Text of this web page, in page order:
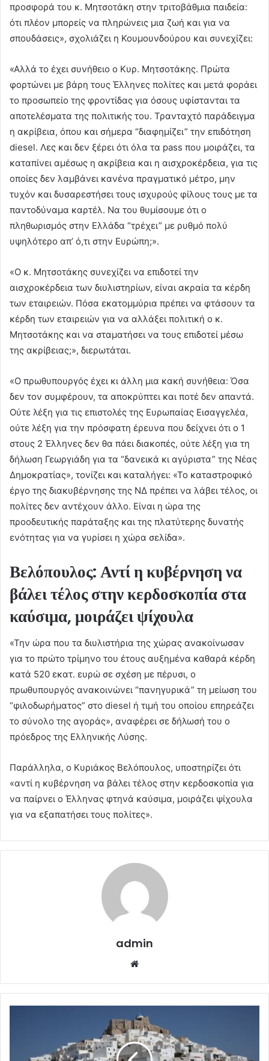
προσφορά του κ. Μητσοτάκη στην τριτοβάθμια παιδεία:
ότι πλέον μπορείς να πληρώνεις μια ζωή και για να
σπουδάσεις», σχολιάζει η Κουμουνδούρου και συνεχίζει:
«Αλλά το έχει συνήθειο ο Κυρ. Μητσοτάκης. Πρώτα
φορτώνει με βάρη τους Έλληνες πολίτες και μετά φοράει
το προσωπείο της φροντίδας για όσους υφίστανται τα
αποτελέσματα της πολιτικής του. Τρανταχτό παράδειγμα
η ακρίβεια, όπου και σήμερα “διαφημίζει” την επιδότηση
diesel. Λες και δεν ξέρει ότι όλα τα pass που μοιράζει, τα
καταπίνει αμέσως η ακρίβεια και η αισχροκέρδεια, για τις
οποίες δεν λαμβάνει κανένα πραγματικό μέτρο, μην
τυχόν και δυσαρεστήσει τους ισχυρούς φίλους τους με τα
παντοδύναμα καρτέλ. Να του θυμίσουμε ότι ο
πληθωρισμός στην Ελλάδα “τρέχει” με ρυθμό πολύ
υψηλότερο απ’ ό,τι στην Ευρώπη;».
«Ο κ. Μητσοτάκης συνεχίζει να επιδοτεί την
αισχροκέρδεια των διυλιστηρίων, είναι ακραία τα κέρδη
των εταιρειών. Πόσα εκατομμύρια πρέπει να φτάσουν τα
κέρδη των εταιρειών για να αλλάξει πολιτική ο κ.
Μητσοτάκης και να σταματήσει να τους επιδοτεί μέσω
της ακρίβειας;», διερωτάται.
«Ο πρωθυπουργός έχει κι άλλη μια κακή συνήθεια: Όσα
δεν τον συμφέρουν, τα αποκρύπτει και ποτέ δεν απαντά.
Ούτε λέξη για τις επιστολές της Ευρωπαίας Εισαγγελέα,
ούτε λέξη για την πρόσφατη έρευνα που δείχνει ότι ο 1
στους 2 Έλληνες δεν θα πάει διακοπές, ούτε λέξη για τη
δήλωση Γεωργιάδη για τα “δανεικά κι αγύριστα” της Νέας
Δημοκρατίας», τονίζει και καταλήγει: «Το καταστροφικό
έργο της διακυβέρνησης της ΝΔ πρέπει να λάβει τέλος, οι
πολίτες δεν αντέχουν άλλο. Είναι η ώρα της
προοδευτικής παράταξης και της πλατύτερης δυνατής
ενότητας για να γυρίσει η χώρα σελίδα».
Βελόπουλος: Αντί η κυβέρνηση να
βάλει τέλος στην κερδοσκοπία στα
καύσιμα, μοιράζει ψίχουλα
«Την ώρα που τα διυλιστήρια της χώρας ανακοίνωσαν
για το πρώτο τρίμηνο του έτους αυξημένα καθαρά κέρδη
κατά 520 εκατ. ευρώ σε σχέση με πέρυσι, ο
πρωθυπουργός ανακοινώνει “πανηγυρικά” τη μείωση του
“φιλοδωρήματος” στο diesel ή τιμή του οποίου επηρεάζει
το σύνολο της αγοράς», αναφέρει σε δήλωσή του ο
πρόεδρος της Ελληνικής Λύσης.
Παράλληλα, ο Κυριάκος Βελόπουλος, υποστηρίζει ότι
«αντί η κυβέρνηση να βάλει τέλος στην κερδοσκοπία για
να παίρνει ο Έλληνας φτηνά καύσιμα, μοιράζει ψίχουλα
για να εξαπατήσει τους πολίτες».
admin